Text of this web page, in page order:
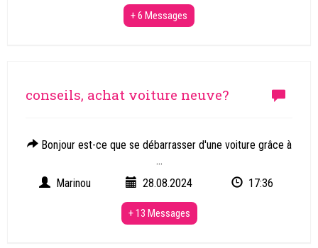
+ 6 Messages
conseils, achat voiture neuve?
Bonjour est-ce que se débarrasser d'une voiture grâce à
...
Marinou
28.08.2024 17:36
+ 13 Messages